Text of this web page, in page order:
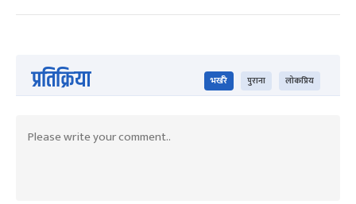
प्रतिक्रिया भर्खरै पुराना लोकप्रिय